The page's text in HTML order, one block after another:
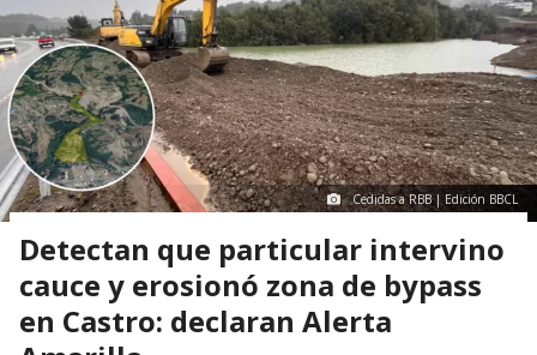
Mostrar Comentarios
Región De Los Lagos > Noticia